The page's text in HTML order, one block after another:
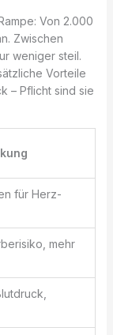
Von 2.000
Zwischen
weniger steil.
Vorteile
– Pflicht sind sie
für Herz-
mehr